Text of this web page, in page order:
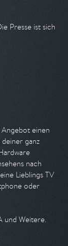
Presse ist sich
Angebot einen
ganz
nach
Lieblings TV
oder
und Weitere.